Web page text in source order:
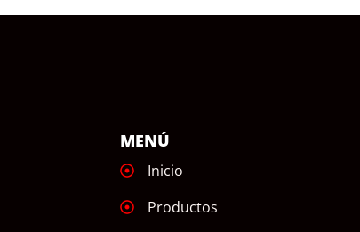
MENÚ
Inicio
Productos